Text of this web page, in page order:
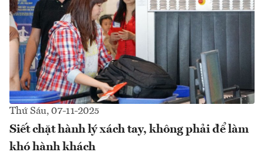
Thứ Sáu, 07-11-2025
Siết chặt hành lý xách tay, không phải để làm
khó hành khách